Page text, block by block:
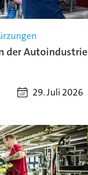
der Autoindustrie
29. Juli 2026